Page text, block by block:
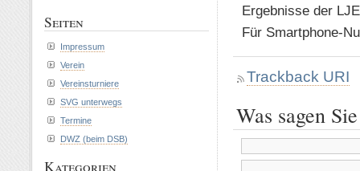
Ergebnisse der
Für Smartphone-
Trackback URI
Was sagen
Seiten
Impressum
Verein
Vereinsturniere
SVG unterwegs
Termine
DWZ (beim DSB)
Kategorien